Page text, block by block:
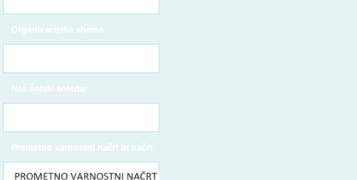
Organizacijska shema
Naš šolski koledar
Prometno varnostni načrt in načrt
šolskih poti